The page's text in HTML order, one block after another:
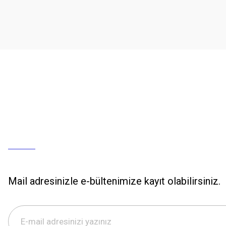
Mail adresinizle e-bültenimize kayıt olabilirsiniz.